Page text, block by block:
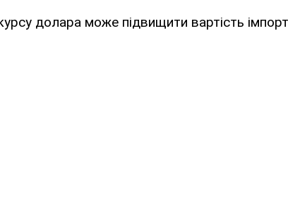
долара може підвищити вартість